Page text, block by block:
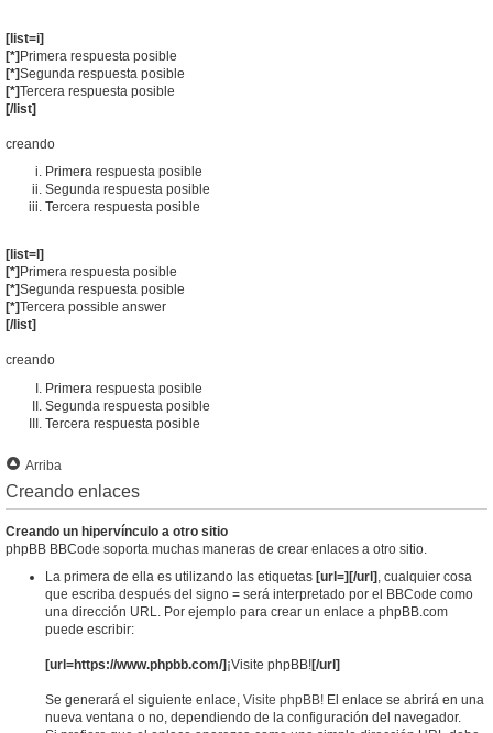
[list=i]
[*]Primera respuesta posible
[*]Segunda respuesta posible
[*]Tercera respuesta posible
[/list]
creando
Primera respuesta posible
Segunda respuesta posible
Tercera respuesta posible
[list=I]
[*] Primera respuesta posible
[*]Segunda respuesta posible
[*]Tercera possible answer
[/list]
creando
Primera respuesta posible
Segunda respuesta posible
Tercera respuesta posible
Arriba
Creando enlaces
Creando un hipervínculo a otro sitio
phpBB BBCode soporta muchas maneras de crear enlaces a otro sitio.
La primera de ella es utilizando las etiquetas [url=][/url] , cualquier cosa
que escriba después del signo = será interpretado por el BBCode como
una dirección URL. Por ejemplo para crear un enlace a phpBB.com
puede escribir:
[url=https://www.phpbb.com/] ¡Visite phpBB![/url]
Se generará el siguiente enlace, Visite phpBB! El enlace se abrirá en una
nueva ventana o no, dependiendo de la configuración del navegador.